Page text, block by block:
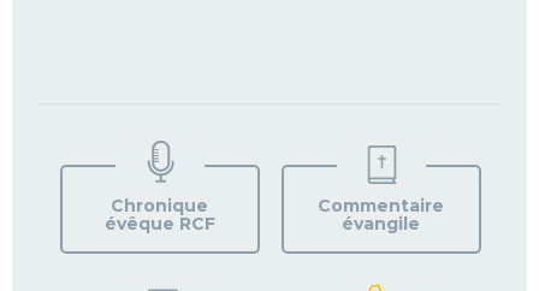
VOTRE
PAROISSE
Chronique
évêque RCF
Commentaire
évangile